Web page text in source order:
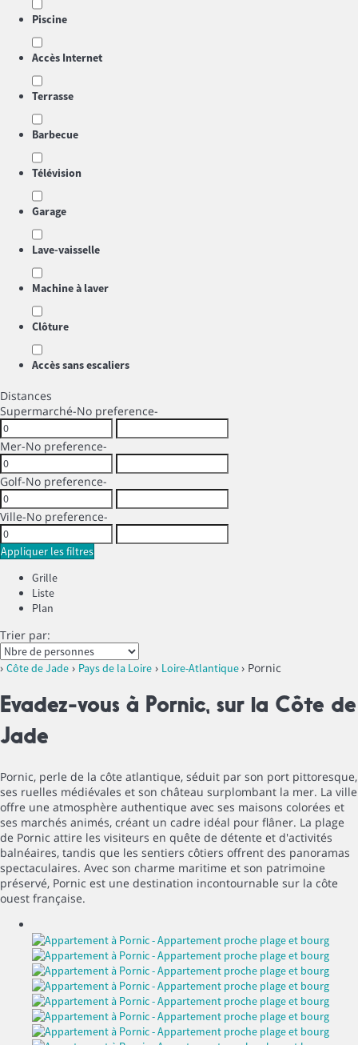
Piscine
Accès Internet
Terrasse
Barbecue
Télévision
Garage
Lave-vaisselle
Machine à laver
Clôture
Accès sans escaliers
Distances
Supermarché-No preference-
Mer-No preference-
Golf-No preference-
Ville-No preference-
Appliquer les filtres
Grille
Liste
Plan
Trier par:
› Côte de Jade › Pays de la Loire › Loire-Atlantique› Pornic
Evadez-vous à Pornic, sur la Côte de
Jade
Pornic, perle de la côte atlantique, séduit par son port pittoresque,
ses ruelles médiévales et son château surplombant la mer. La ville
offre une atmosphère authentique avec ses maisons colorées et
ses marchés animés, créant un cadre idéal pour flâner. La plage
de Pornic attire les visiteurs en quête de détente et d'activités
balnéaires, tandis que les sentiers côtiers offrent des panoramas
spectaculaires. Avec son charme maritime et son patrimoine
préservé, Pornic est une destination incontournable sur la côte
ouest française.